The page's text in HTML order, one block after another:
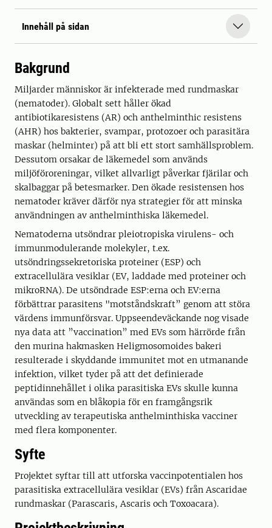
Innehåll på sidan
Bakgrund
Miljarder människor är infekterade med rundmaskar
(nematoder). Globalt sett håller ökad
antibiotikaresistens (AR) och anthelminthic resistens
(AHR) hos bakterier, svampar, protozoer och parasitära
maskar (helminter) på att bli ett stort samhällsproblem.
Dessutom orsakar de läkemedel som används
miljöföroreningar, vilket allvarligt påverkar fjärilar och
skalbaggar på betesmarker. Den ökade resistensen hos
nematoder kräver därför nya strategier för att minska
användningen av anthelminthiska läkemedel.
Nematoderna utsöndrar pleiotropiska virulens- och
immunmodulerande molekyler, t.ex.
utsöndringssekretoriska proteiner (ESP) och
extracellulära vesiklar (EV, laddade med proteiner och
mikroRNA). De utsöndrade ESP:erna och EV:erna
förbättrar parasitens "motståndskraft” genom att störa
värdens immunförsvar. Uppseendeväckande nog visade
nya data att ”vaccination” med EVs som härrörde från
den murina hakmasken Heligmosomoides bakeri
resulterade i skyddande immunitet mot en utmanande
infektion, vilket tyder på att det definierade
peptidinnehållet i olika parasitiska EVs skulle kunna
användas som en blåkopia för en framgångsrik
utveckling av terapeutiska anthelminthiska vacciner
med flera komponenter.
Syfte
Projektet syftar till att utforska vaccinpotentialen hos
parasitiska extracellulära vesiklar (EVs) från Ascaridae
rundmaskar (Parascaris, Ascaris och Toxoacara).